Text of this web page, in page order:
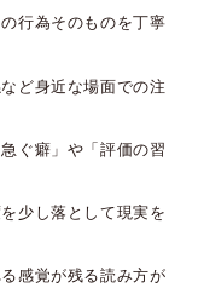
行為そのものを丁寧
ど身近な場面での注
ぐ癖」や「評価の習
少し落として現実を
感覚が残る読み方が